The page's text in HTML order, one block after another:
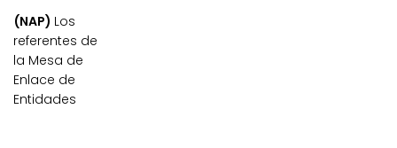
(NAP) Los
referentes de
la Mesa de
Enlace de
Entidades